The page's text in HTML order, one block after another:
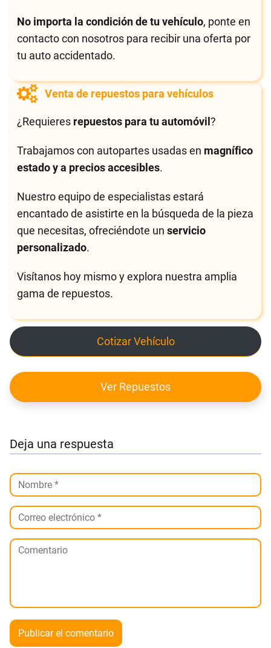
No importa la condición de tu vehículo, ponte en
contacto con nosotros para recibir una oferta por
tu auto accidentado.
Venta de repuestos para vehículos
¿Requieres repuestos para tu automóvil?
Trabajamos con autopartes usadas en magnífico
estado y a precios accesibles.
Nuestro equipo de especialistas estará
encantado de asistirte en la búsqueda de la pieza
que necesitas, ofreciéndote unservicio
personalizado.
Visítanos hoy mismo y explora nuestra amplia
gama de repuestos.
Cotizar Vehículo
Ver Repuestos
Deja una respuesta